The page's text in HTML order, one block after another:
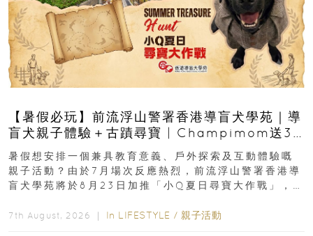
【暑假必玩】前流浮山警署香港導盲犬學苑｜導
盲犬親子體驗＋古蹟尋寶 | Champimom送3
組免費名額
暑假想安排一個兼具教育意義、戶外探索及互動體驗嘅
親子活動？由於7月場次反應熱烈，前流浮山警署香港導
盲犬學苑將於8月23日加推「小Q夏日尋寶大作戰」，家
7th August, 2026 ｜ In LIFESTYLE / 親子活動